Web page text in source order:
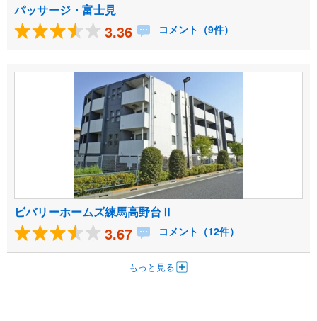
パッサージ・富士見
3.36 コメント（9件）
ビバリーホームズ練馬高野台Ⅱ
3.67 コメント（12件）
もっと見る